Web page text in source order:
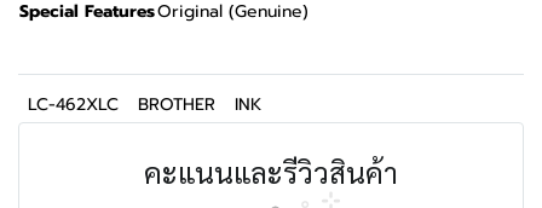
Special FeaturesOriginal (Genuine)
LC-462XLC BROTHER INK
คะแนนและรีวิวสินค้า